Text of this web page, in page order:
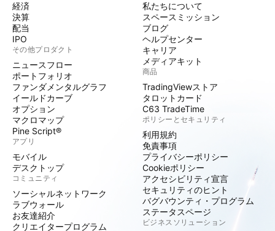
経済
決算
配当
IPO
その他プロダクト
ニュースフロー
ポートフォリオ
ファンダメンタルグラフ
イールドカーブ
オプション
マクロマップ
Pine Script®
アプリ
モバイル
デスクトップ
コミュニティ
ソーシャルネットワーク
ラブウォール
お友達紹介
クリエイタープログラム
私たちについて
スペースミッション
ブログ
ヘルプセンター
キャリア
メディアキット
商品
TradingViewストア
タロットカード
C63 TradeTime
ポリシーとセキュリティ
利用規約
免責事項
プライバシーポリシー
Cookieポリシー
アクセシビリティ宣言
セキュリティのヒント
バグバウンティ・プログラム
ステータスページ
ビジネスソリューション